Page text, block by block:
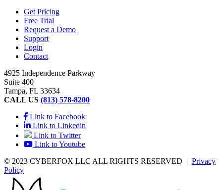
Get Pricing
Free Trial
Request a Demo
Support
Login
Contact
4925 Independence Parkway
Suite 400
Tampa, FL 33634
CALL US (813) 578-8200
Link to Facebook
Link to Linkedin
Link to Twitter
Link to Youtube
© 2023 CYBERFOX LLC ALL RIGHTS RESERVED | Privacy
Policy